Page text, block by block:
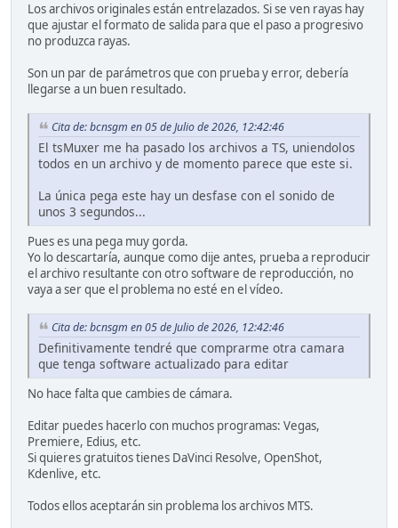
Los archivos originales están entrelazados. Si se ven rayas hay
que ajustar el formato de salida para que el paso a progresivo
no produzca rayas.
Son un par de parámetros que con prueba y error, debería
llegarse a un buen resultado.
Cita de: bcnsgm en 05 de Julio de 2026, 12:42:46
El tsMuxer me ha pasado los archivos a TS, uniendolos
todos en un archivo y de momento parece que este si.
La única pega este hay un desfase con el sonido de
unos 3 segundos...
Pues es una pega muy gorda.
Yo lo descartaría, aunque como dije antes, prueba a reproducir
el archivo resultante con otro software de reproducción, no
vaya a ser que el problema no esté en el vídeo.
Cita de: bcnsgm en 05 de Julio de 2026, 12:42:46
Definitivamente tendré que comprarme otra camara
que tenga software actualizado para editar
No hace falta que cambies de cámara.
Editar puedes hacerlo con muchos programas: Vegas,
Premiere, Edius, etc.
Si quieres gratuitos tienes DaVinci Resolve, OpenShot,
Kdenlive, etc.
Todos ellos aceptarán sin problema los archivos MTS.